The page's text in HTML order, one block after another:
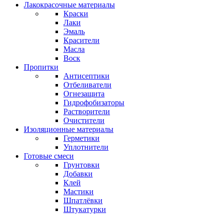
Лакокрасочные материалы
Краски
Лаки
Эмаль
Красители
Масла
Воск
Пропитки
Антисептики
Отбеливатели
Огнезащита
Гидрофобизаторы
Растворители
Очистители
Изоляционные материалы
Герметики
Уплотнители
Готовые смеси
Грунтовки
Добавки
Клей
Мастики
Шпатлёвки
Штукатурки